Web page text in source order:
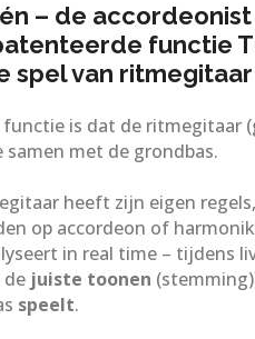
– de
functie
spelvan
is dat de ritmegitaar
met de grondbas.
heeft zijn eigen
op accordeon of
in real time – tijdens
de juiste toonen
speelt.